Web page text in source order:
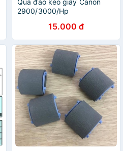
Quả đào kéo giấy Canon
2900/3000/Hp
15.000 đ